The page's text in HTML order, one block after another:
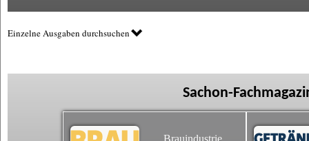
Einzelne Ausgaben durchsuchen
Sachon-
Brauindustrie